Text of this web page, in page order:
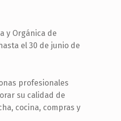
y Orgánica de
el 30 de junio de
profesionales
su calidad de
cocina, compras y